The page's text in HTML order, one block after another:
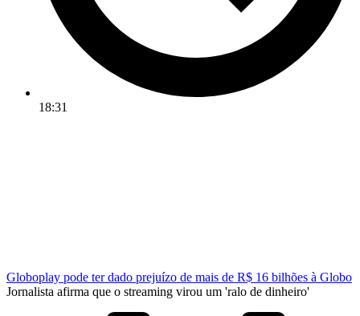
18:31
Globoplay pode ter dado prejuízo de mais de R$ 16 bilhões à Globo
Jornalista afirma que o streaming virou um 'ralo de dinheiro'